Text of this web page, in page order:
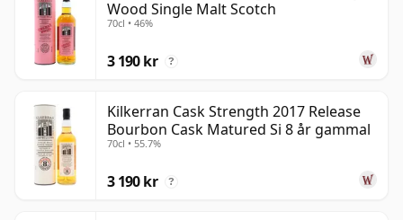
Wood Single Malt Scotch
70cl • 46%
3 190 kr ?
Kilkerran Cask Strength 2017 Release
Bourbon Cask Matured Si 8 år gammal
70cl • 55.7%
3 190 kr ?